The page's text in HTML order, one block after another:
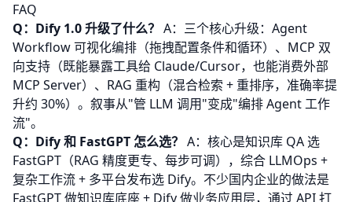
FAQ
Q：Dify 1.0 升级了什么？ A：三个核心升级：Agent
Workflow 可视化编排（拖拽配置条件和循环）、MCP 双
向支持（既能暴露工具给 Claude/Cursor，也能消费外部
MCP Server）、RAG 重构（混合检索 + 重排序，准确率提
升约 30%）。叙事从"管 LLM 调用"变成"编排 Agent 工作
流"。
Q：Dify 和 FastGPT 怎么选？ A：核心是知识库 QA 选
FastGPT（RAG 精度更专、每步可调），综合 LLMOps +
复杂工作流 + 多平台发布选 Dify。不少国内企业的做法是
FastGPT 做知识库底座 + Dify 做业务应用层，通过 API 打